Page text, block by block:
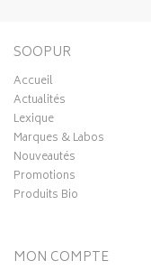
SOOPUR
Accueil
Actualités
Lexique
Marques & Labos
Nouveautés
Promotions
Produits Bio
MON COMPTE